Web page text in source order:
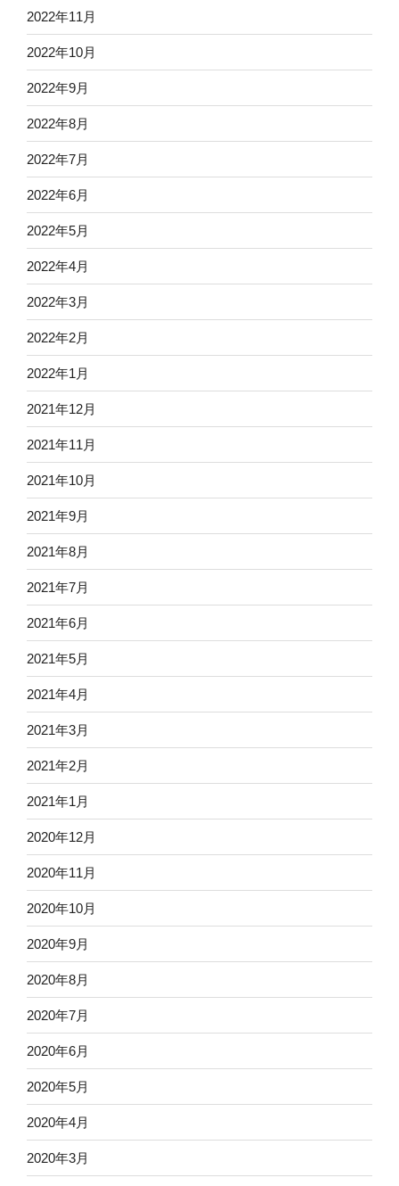
2022年11月
2022年10月
2022年9月
2022年8月
2022年7月
2022年6月
2022年5月
2022年4月
2022年3月
2022年2月
2022年1月
2021年12月
2021年11月
2021年10月
2021年9月
2021年8月
2021年7月
2021年6月
2021年5月
2021年4月
2021年3月
2021年2月
2021年1月
2020年12月
2020年11月
2020年10月
2020年9月
2020年8月
2020年7月
2020年6月
2020年5月
2020年4月
2020年3月